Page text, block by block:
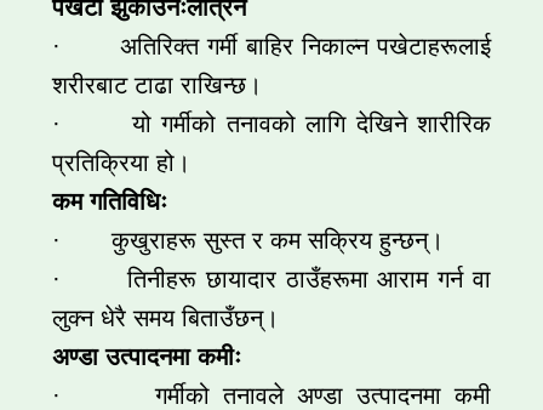
पखेटा झुकाउनेःलत्रिने
· अतिरिक्त गर्मी बाहिर निकाल्न पखेटाहरूलाई
शरीरबाट टाढा राखिन्छ।
· यो गर्मीको तनावको लागि देखिने शारीरिक
प्रतिक्रिया हो।
कम गतिविधिः
· कुखुराहरू सुस्त र कम सक्रिय हुन्छन्।
· तिनीहरू छायादार ठाउँहरूमा आराम गर्न वा
लुक्न धेरै समय बिताउँछन्।
अण्डा उत्पादनमा कमीः
· गर्मीको तनावले अण्डा उत्पादनमा कमी